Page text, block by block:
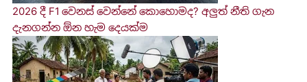
2026 දී F1 වෙනස් වෙන්නේ කොහොමද? අලුත් නීති ගැන
දැනගන්න ඕන හැම දෙයක්ම